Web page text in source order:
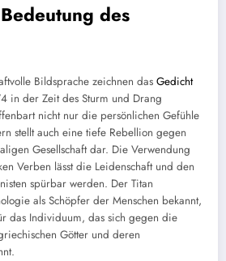
des
Bildsprache zeichnen das Gedicht
in der Zeit des Sturm und Drang
nicht nur die persönlichen Gefühle
stellt auch eine tiefe Rebellion gegen
Gesellschaft dar. Die Verwendung
Verben lässt die Leidenschaft und den
spürbar werden. Der Titan
als Schöpfer der Menschen bekannt,
das Individuum, das sich gegen die
Götter und deren